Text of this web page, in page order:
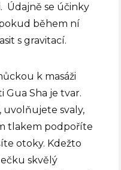
Údajně se účinky
během ní
s gravitací.
k masáži
Sha je tvar.
uvolňujete svaly,
tlakem podpoříte
otoky. Kdežto
skvělý